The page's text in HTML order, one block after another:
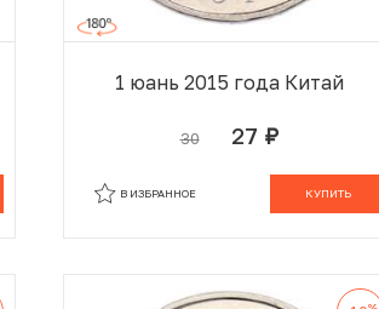
1 юань 2015 года Китай
30 27 руб.
КУПИТЬ
В ИЗБРАННОЕ